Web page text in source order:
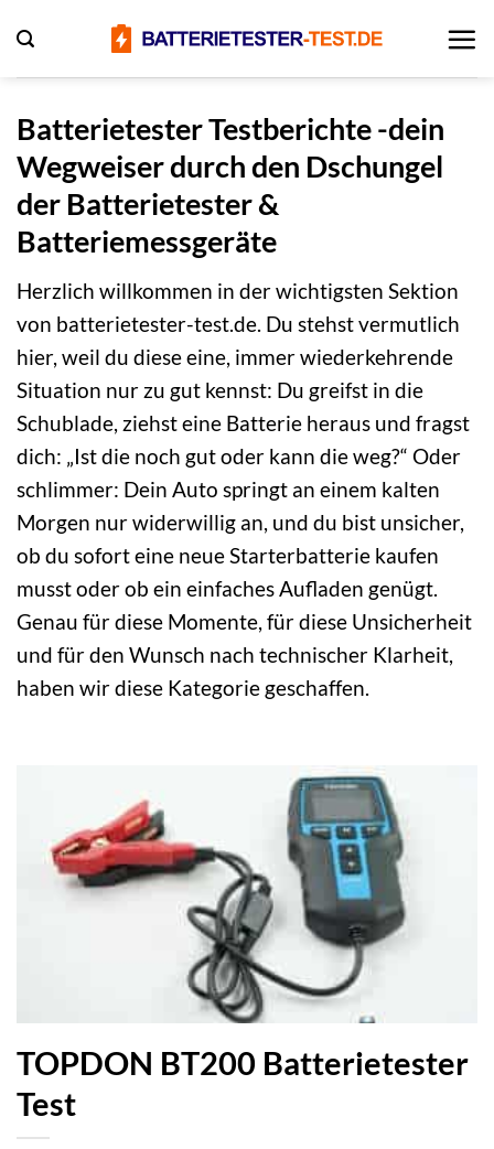
Inhalt
springen
Batterietester Testberichte -dein
Wegweiser durch den Dschungel
der Batterietester &
Batteriemessgeräte
Herzlich willkommen in der wichtigsten Sektion
von batterietester-test.de. Du stehst vermutlich
hier, weil du diese eine, immer wiederkehrende
Situation nur zu gut kennst: Du greifst in die
Schublade, ziehst eine Batterie heraus und fragst
dich: „Ist die noch gut oder kann die weg?“ Oder
schlimmer: Dein Auto springt an einem kalten
Morgen nur widerwillig an, und du bist unsicher,
ob du sofort eine neue Starterbatterie kaufen
musst oder ob ein einfaches Aufladen genügt.
Genau für diese Momente, für diese Unsicherheit
und für den Wunsch nach technischer Klarheit,
haben wir diese Kategorie geschaffen.
TOPDON BT200 Batterietester
Test